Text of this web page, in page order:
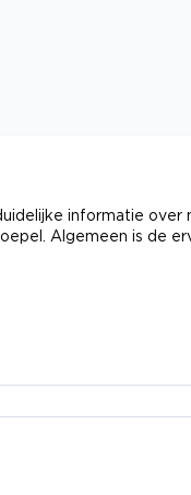
informatie
Algemeen is de